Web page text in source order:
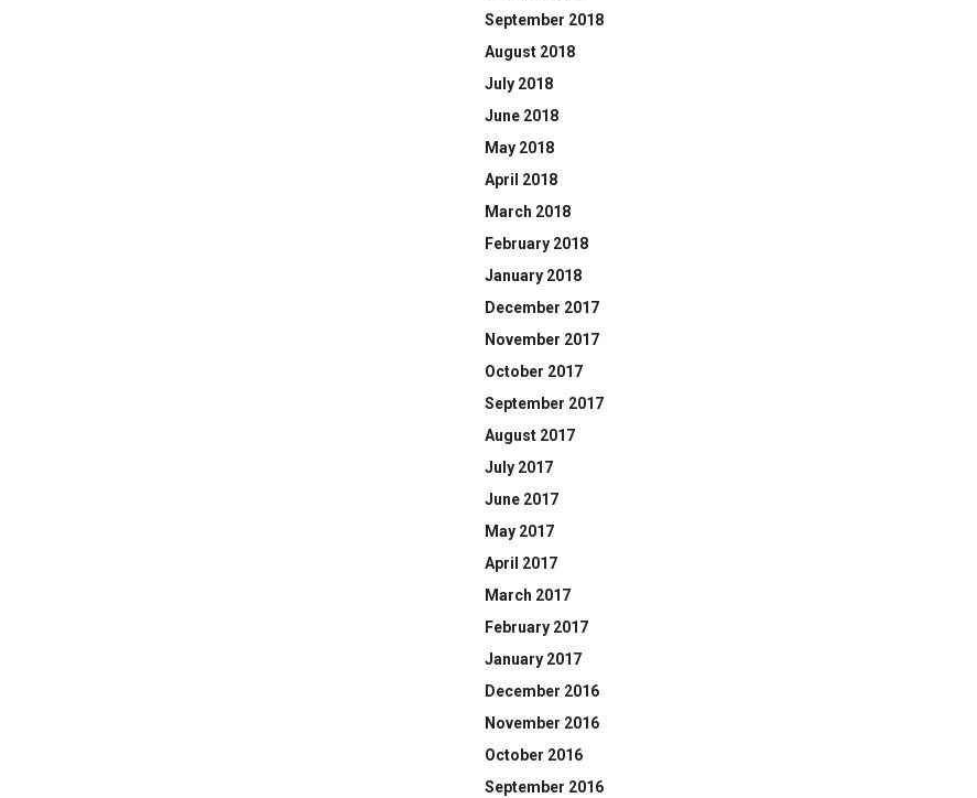
September 2018
August 2018
July 2018
June 2018
May 2018
April 2018
March 2018
February 2018
January 2018
December 2017
November 2017
October 2017
September 2017
August 2017
July 2017
June 2017
May 2017
April 2017
March 2017
February 2017
January 2017
December 2016
November 2016
October 2016
September 2016